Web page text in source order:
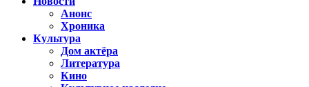
Анонс
Хроника
Культура
Дом актёра
Литература
Кино